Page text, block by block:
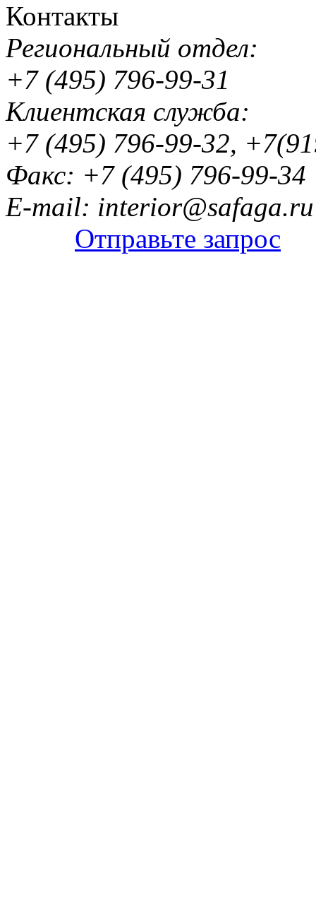
Контакты
Региональный отдел:
+7 (495) 796-99-31
Клиентская служба:
+7 (495) 796-99-32,
Факс: +7 (495) 796-99-34
E-mail: interior@safaga.ru
Отправьте запрос